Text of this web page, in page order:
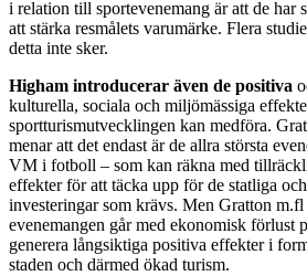
i relation till sportevenemang är att de har
att stärka resmålets varumärke. Flera
detta inte sker.
Higham introducerar även de positiva
kulturella, sociala och miljömässiga
sportturismutvecklingen kan medföra.
menar att det endast är de allra största
VM i fotboll – som kan räkna med
effekter för att täcka upp för de statliga
investeringar som krävs. Men Gratton
evenemangen går med ekonomisk förlust
generera långsiktiga positiva effekter i
staden och därmed ökad turism.